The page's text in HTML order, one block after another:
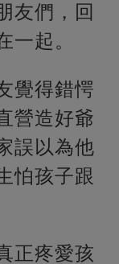
友們，回
一起。
覺得錯愕
營造好爺
誤以為他
怕孩子跟
正疼愛孩